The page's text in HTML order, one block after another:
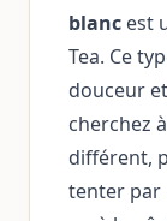
blanc est
Tea. Ce
douceur
cherchez
différent,
tenter par